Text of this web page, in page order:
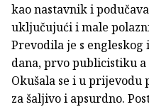
kao nastavnik i
uključujući i male
Prevodila je s
dana, prvo publicistiku
Okušala se i u prijevodu
za šaljivo i apsurdno.